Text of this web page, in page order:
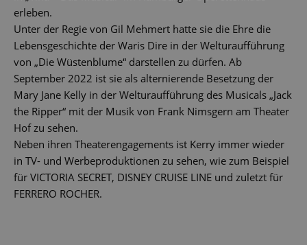
erleben.
Unter der Regie von Gil Mehmert hatte sie die Ehre die
Lebensgeschichte der Waris Dire in der Welturaufführung
von „Die Wüstenblume“ darstellen zu dürfen. Ab
September 2022 ist sie als alternierende Besetzung der
Mary Jane Kelly in der Welturaufführung des Musicals „Jack
the Ripper“ mit der Musik von Frank Nimsgern am Theater
Hof zu sehen.
Neben ihren Theaterengagements ist Kerry immer wieder
in TV- und Werbeproduktionen zu sehen, wie zum Beispiel
für VICTORIA SECRET, DISNEY CRUISE LINE und zuletzt für
FERRERO ROCHER.